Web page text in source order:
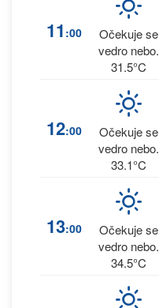
11 :00
Očekuje se
vedro nebo.
31.5°C
12:00
Očekuje se
vedro nebo.
33.1°C
13:00
Očekuje se
vedro nebo.
34.5°C